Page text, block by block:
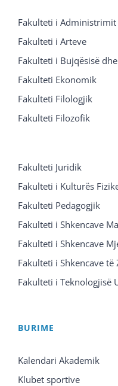
Fakulteti i Administrimit
Fakulteti i Arteve
Fakulteti i Bujqësisë
Fakulteti Ekonomik
Fakulteti Filologjik
Fakulteti Filozofik
Fakulteti Juridik
Fakulteti i Kulturës
Fakulteti Pedagogjik
Fakulteti i Shkencave
Fakulteti i Shkencave
Fakulteti i Shkencave të
Fakulteti i Teknologjisë
BURIME
Kalendari Akademik
Klubet sportive